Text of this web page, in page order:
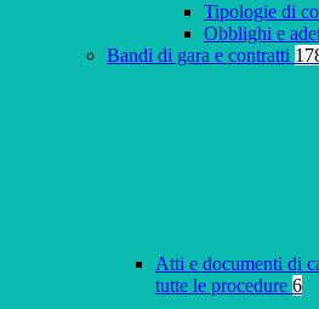
Tipologie di
Obblighi e
Bandi di gara e contratti
Atti e documenti di
tutte le procedure 6